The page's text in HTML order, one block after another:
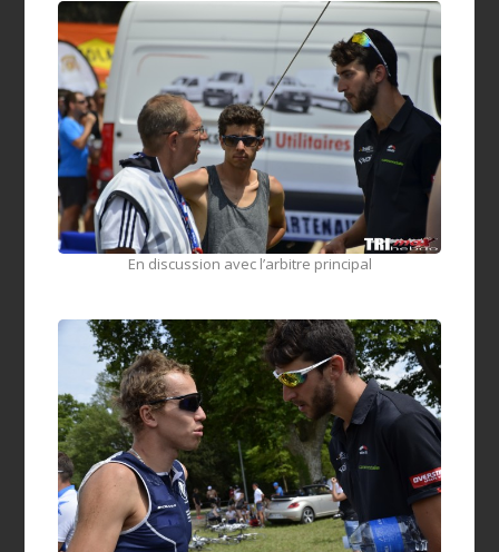
En discussion avec l’arbitre principal